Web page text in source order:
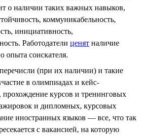
о наличии таких важных навыков,
коммуникабельность,
инициативность,
Работодатели ценят наличие
опыта соискателя.
(при их наличии) и такие
в олимпиадах и кейс-
прохождение курсов и тренинговых
и дипломных, курсовых
иностранных языков — все, что так
с вакансией, на которую